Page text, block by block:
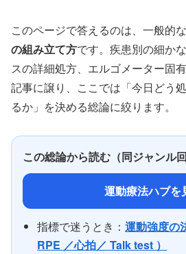
このページで答えるのは、一般的
の組み立て方です。疾患別の細か
スの詳細処方、エルゴメーター固
記事に譲り、ここでは「今日どう
るか」を決める総論に絞ります。
この総論から読む（同ジャンル
運動療法ハブを
指標で迷うとき：運動強度の
RPE ／心拍／ Talk test ）